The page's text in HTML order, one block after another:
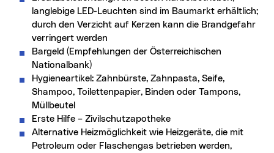
langlebige LED-Leuchten sind im Baumarkt erhältlich;
durch den Verzicht auf Kerzen kann die Brandgefahr
verringert werden
Bargeld (Empfehlungen der Österreichischen
Nationalbank)
Hygieneartikel: Zahnbürste, Zahnpasta, Seife,
Shampoo, Toilettenpapier, Binden oder Tampons,
Müllbeutel
Erste Hilfe – Zivilschutzapotheke
Alternative Heizmöglichkeit wie Heizgeräte, die mit
Petroleum oder Flaschengas betrieben werden,